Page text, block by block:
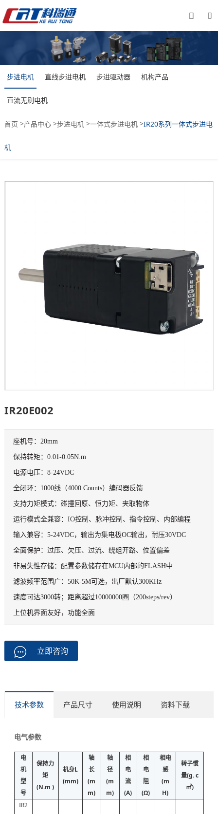


步进电机 直线步进电机 步进驱动器 机构产品
直流无刷电机
首页 >产品中心>步进电机>一体式步进电机>IR20系列一体式步进电
机
IR20E002
座机号：20mm
保持转矩：0.01-0.05N.m
电源电压：8-24VDC
全闭环：1000线（4000 Counts）编码器反馈
支持力矩模式：碰撞回原、恒力矩、夹取物体
运行模式全兼容：IO控制、脉冲控制、指令控制、内部编程
输入兼容：5-24VDC，输出为集电极OC输出，耐压30VDC
全面保护：过压、欠压、过流、绕组开路、位置偏差
非易失性存储：配置参数储存在MCU内部的FLASH中
滤波频率范围广：50K-5M可选，出厂默认300KHz
速度可达3000转；距离超过10000000圈（200steps/rev）
上位机界面友好，功能全面
立即咨询
技术参数 产品尺寸 使用说明 资料下载
电气参数
电
机
型
号
保持力
矩
(N.m )
机身L
(mm)
轴
长
(m
m)
轴
径
(m
m)
相
电
流
(A)
相
电
阻
(Ω)
相电
感
(m
H)
转子惯
量(g. c
㎡)
IR2